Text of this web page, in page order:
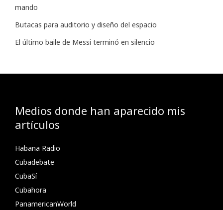
mando
Butacas para auditorio y diseño del espacio
El último baile de Messi terminó en silencio
Medios donde han aparecido mis
artículos
Habana Radio
Cubadebate
CubaSí
Cubahora
PanamericanWorld